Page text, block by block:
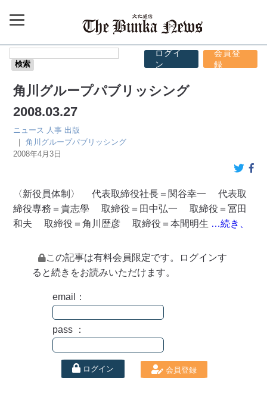
ログイ
ン
会員登
録
角川グループパブリッシング
2008.03.27
ニュース 人事 出版
｜角川グループパブリッシング
2008年4月3日
〈新役員体制〉 代表取締役社長＝関谷幸一 代表取
締役専務＝貴志學 取締役＝田中弘一 取締役＝冨田
和夫 取締役＝角川歴彦 取締役＝本間明生 …続き、
この記事は有料会員限定です。ログインす
ると続きをお読みいただけます。
email：
pass ：
ログイン 会員登録